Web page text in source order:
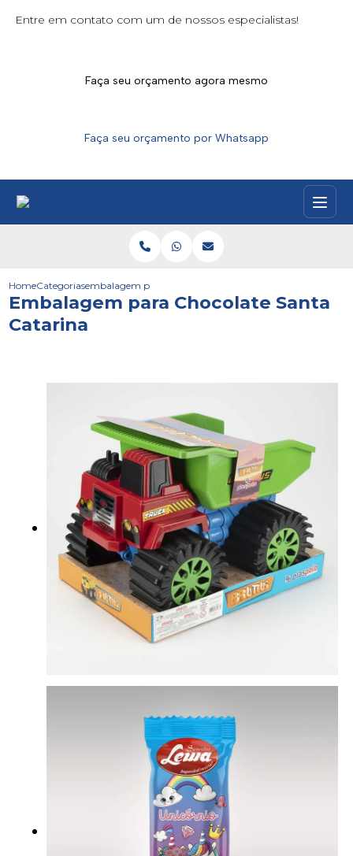
Entre em contato com um de nossos especialistas!
Faça seu orçamento agora mesmo
Faça seu orçamento por Whatsapp
HomeCategoriasembalagem para chocolate santa catarina
Embalagem para Chocolate Santa
Catarina